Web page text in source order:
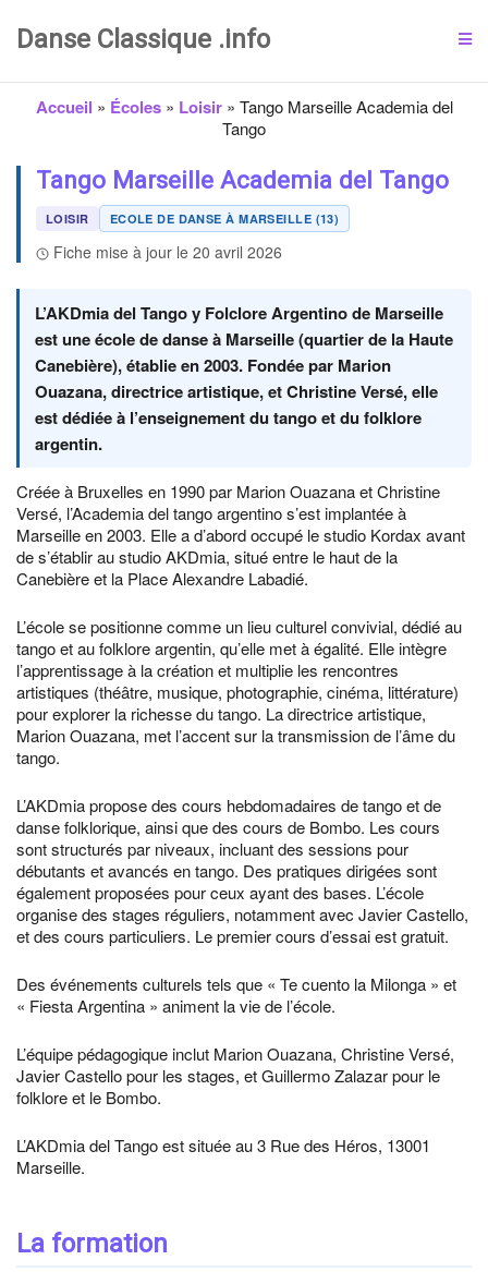
Danse Classique .info
Accueil » Écoles» Loisir» Tango Marseille Academia del
Tango
Tango Marseille Academia del Tango
LOISIR ECOLE DE DANSE À MARSEILLE (13)
Fiche mise à jour le 20 avril 2026
L’AKDmia del Tango y Folclore Argentino de Marseille
est une école de danse à Marseille (quartier de la Haute
Canebière), établie en 2003. Fondée par Marion
Ouazana, directrice artistique, et Christine Versé, elle
est dédiée à l’enseignement du tango et du folklore
argentin.
Créée à Bruxelles en 1990 par Marion Ouazana et Christine
Versé, l’Academia del tango argentino s’est implantée à
Marseille en 2003. Elle a d’abord occupé le studio Kordax avant
de s’établir au studio AKDmia, situé entre le haut de la
Canebière et la Place Alexandre Labadié.
L’école se positionne comme un lieu culturel convivial, dédié au
tango et au folklore argentin, qu’elle met à égalité. Elle intègre
l’apprentissage à la création et multiplie les rencontres
artistiques (théâtre, musique, photographie, cinéma, littérature)
pour explorer la richesse du tango. La directrice artistique,
Marion Ouazana, met l’accent sur la transmission de l’âme du
tango.
L’AKDmia propose des cours hebdomadaires de tango et de
danse folklorique, ainsi que des cours de Bombo. Les cours
sont structurés par niveaux, incluant des sessions pour
débutants et avancés en tango. Des pratiques dirigées sont
également proposées pour ceux ayant des bases. L’école
organise des stages réguliers, notamment avec Javier Castello,
et des cours particuliers. Le premier cours d’essai est gratuit.
Des événements culturels tels que « Te cuento la Milonga » et
« Fiesta Argentina » animent la vie de l’école.
L’équipe pédagogique inclut Marion Ouazana, Christine Versé,
Javier Castello pour les stages, et Guillermo Zalazar pour le
folklore et le Bombo.
L’AKDmia del Tango est située au 3 Rue des Héros, 13001
Marseille.
La formation